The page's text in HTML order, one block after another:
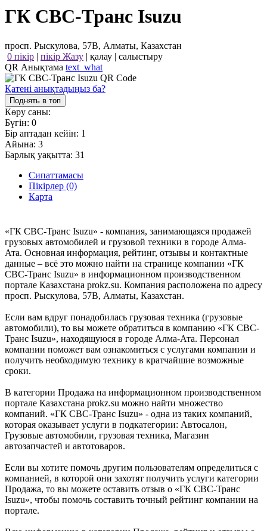
ГК СВС-Транс Isuzu
просп. Рыскулова, 57В, Алматы, Казахстан
0 пікір | пікір Жазу | қалау | салыстыру
QR Анықтама text_what
Қатені анықтадыңыз ба?
Поднять в топ
Көру саны:
Бүгін: 0
Бір аптадан кейін: 1
Айына: 3
Барлық уақытта: 31
Сипаттамасы
Пікірлер (0)
Карта
«ГК СВС-Транс Isuzu» - компания, занимающаяся продажей
грузовых автомобилей и грузовой техники в городе Алма-
Ата. Основная информация, рейтинг, отзывы и контактные
данные – всё это можно найти на странице компании «ГК
СВС-Транс Isuzu» в информационном производственном
портале Казахстана prokz.su. Компания расположена по адресу
просп. Рыскулова, 57В, Алматы, Казахстан.
Если вам вдруг понадобилась грузовая техника (грузовые
автомобили), то вы можете обратиться в компанию «ГК СВС-
Транс Isuzu», находящуюся в городе Алма-Ата. Персонал
компании поможет вам ознакомиться с услугами компании и
получить необходимую технику в кратчайшие возможные
сроки.
В категории Продажа на информационном производственном
портале Казахстана prokz.su можно найти множество
компаний. «ГК СВС-Транс Isuzu» - одна из таких компаний,
которая оказывает услуги в подкатегории: Автосалон,
Грузовые автомобили, грузовая техника, Магазин
автозапчастей и автотоваров.
Если вы хотите помочь другим пользователям определиться с
компанией, в которой они захотят получить услуги категории
Продажа, то вы можете оставить отзыв о «ГК СВС-Транс
Isuzu», чтобы помочь составить точный рейтинг компании на
портале.